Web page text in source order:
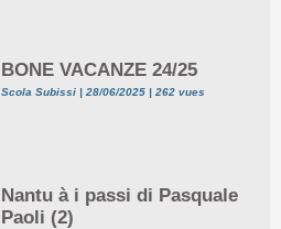
BONE VACANZE 24/25
Scola Subissi | 28/06/2025 | 262 vues
Nantu à i passi di Pasquale
Paoli (2)